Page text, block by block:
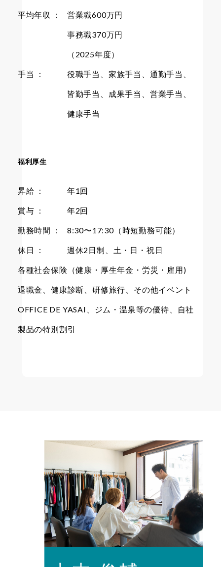
平均年収 ： 営業職600万円
事務職370万円
（2025年度）
手当 ： 役職手当、家族手当、通勤手当、
皆勤手当、成果手当、営業手当、
健康手当
福利厚生
昇給 ： 年1回
賞与 ： 年2回
勤務時間 ： 8:30〜17:30（時短勤務可能）
休日 ： 週休2日制、土・日・祝日
各種社会保険（健康・厚生年金・労災・雇用)
退職金、健康診断、研修旅行、その他イベント
OFFICE DE YASAI、ジム・温泉等の優待、自社
製品の特別割引